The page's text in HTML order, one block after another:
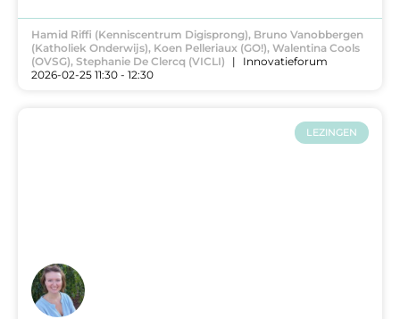
Hamid Riffi (Kenniscentrum Digisprong), Bruno Vanobbergen
(Katholiek Onderwijs), Koen Pelleriaux (GO!), Walentina Cools
(OVSG), Stephanie De Clercq (VICLI)
Innovatieforum
2026-02-25 11:30 - 12:30
LEZINGEN